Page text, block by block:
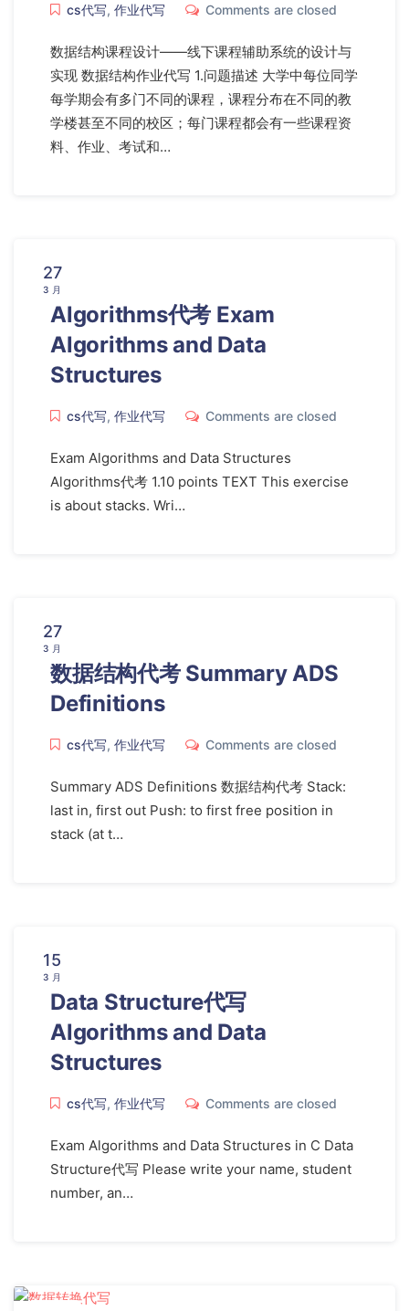
cs代写, 作业代写 Comments are closed
数据结构课程设计——线下课程辅助系统的设计与
实现 数据结构作业代写 1.问题描述 大学中每位同学
每学期会有多门不同的课程，课程分布在不同的教
学楼甚至不同的校区；每门课程都会有一些课程资
料、作业、考试和…
27
3 月
Algorithms代考 Exam
Algorithms and Data
Structures
cs代写, 作业代写 Comments are closed
Exam Algorithms and Data Structures
Algorithms代考 1.10 points TEXT This exercise
is about stacks. Wri…
27
3 月
数据结构代考 Summary ADS
Definitions
cs代写, 作业代写 Comments are closed
Summary ADS Definitions 数据结构代考 Stack:
last in, first out Push: to first free position in
stack (at t…
15
3 月
Data Structure代写
Algorithms and Data
Structures
cs代写, 作业代写 Comments are closed
Exam Algorithms and Data Structures in C Data
Structure代写 Please write your name, student
number, an…